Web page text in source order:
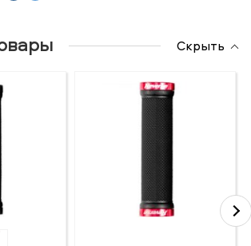
Скрыть